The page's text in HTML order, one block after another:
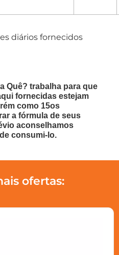
diários fornecidos
Quê? trabalha para que
fornecidas estejam
como 15os
a fórmula de seus
aconselhamos
consumi-lo.
ofertas: